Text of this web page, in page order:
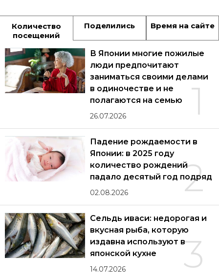
Количество
посещений
Поделились Время на сайте
1
В Японии многие пожилые
люди предпочитают
заниматься своими делами
в одиночестве и не
полагаются на семью
26.07.2026
2
Падение рождаемости в
Японии: в 2025 году
количество рождений
падало десятый год подряд
02.08.2026
3
Сельдь иваси: недорогая и
вкусная рыба, которую
издавна используют в
японской кухне
14.07.2026